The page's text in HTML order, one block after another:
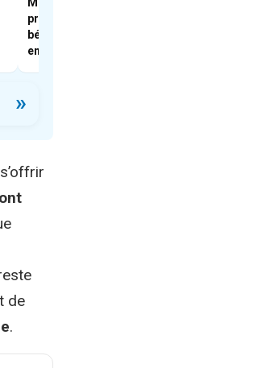
prolongation naturelle – « il
bénéficie d’une très forte cote
en interne »
»
de
.